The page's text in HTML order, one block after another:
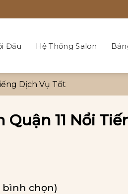
Đầu Hệ Thống Salon
Dịch Vụ Tốt
Quận 11 Nổi
bình chọn)